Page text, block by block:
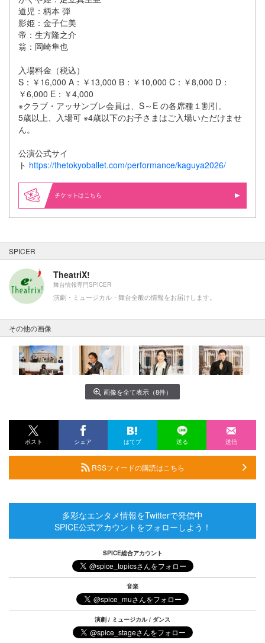
道児：柄本 弾
影姫：金子仁美
帝：生方隆之介
翁：岡崎隼也
入場料金（税込）
S：￥16,000 A：￥13,000 B：￥10,000 C：￥8,000 D：
￥6,000 E：￥4,000
※クラブ・アッサンブレ会員は、S～E の各席種１割引。
5歳以上、入場可 ※4歳以下のお子さまはご入場いただけませ
ん。
公演公式サイ
ト https://thetokyoballet.com/performance/kaguya2026/
はこちら
SPICER
TheatriX!
舞台情報専門SPICER
演劇・ミュージカル・舞台全般の情報をお届けします。
その他の画像
画像を全て表示（8件）
ポスト シェア はてブ 送る 送信
RSSフィードの購読はこちら
多彩なエンタメ情報をTwitterで発信中
SPICE公式アカウントをフォローしよう！
SPICE総合アカウント
音楽
演劇 / ミュージカル / ダンス